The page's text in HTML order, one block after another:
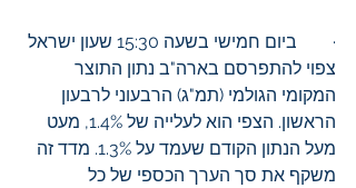
·        ביום חמישי בשעה 15:30 שעון ישראל
צפוי להתפרסם בארה"ב נתון התוצר
המקומי הגולמי (תמ"ג) הרבעוני לרבעון
הראשון. הצפי הוא לעלייה של 1.4%, מעט
מעל הנתון הקודם שעמד על 1.3%. מדד זה
משקף את סך הערך הכספי של כל